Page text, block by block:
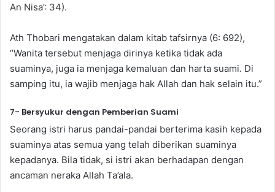
An Nisa’: 34).
Ath Thobari mengatakan dalam kitab tafsirnya (6: 692),
“Wanita tersebut menjaga dirinya ketika tidak ada
suaminya, juga ia menjaga kemaluan dan harta suami. Di
samping itu, ia wajib menjaga hak Allah dan hak selain itu.”
7- Bersyukur dengan Pemberian Suami
Seorang istri harus pandai-pandai berterima kasih kepada
suaminya atas semua yang telah diberikan suaminya
kepadanya. Bila tidak, si istri akan berhadapan dengan
ancaman neraka Allah Ta’ala.